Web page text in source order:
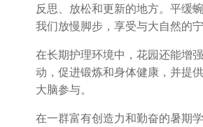
反思、放松和更新的地方。平缓
我们放慢脚步，享受与大自然的宁
在长期护理环境中，花园还能增
动，促进锻炼和身体健康，并提
大脑参与。
在一群富有创造力和勤奋的暑期